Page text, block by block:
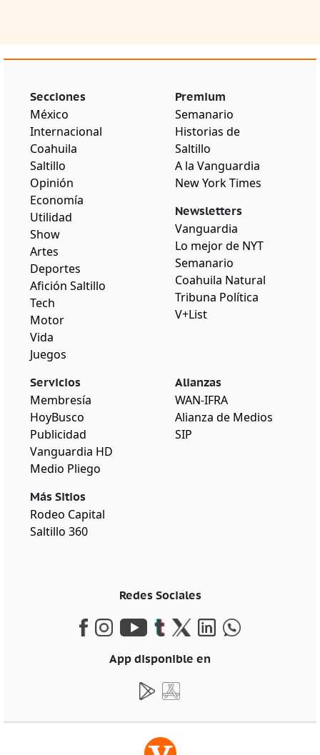
Secciones
México
Internacional
Coahuila
Saltillo
Opinión
Economía
Utilidad
Show
Artes
Deportes
Afición Saltillo
Tech
Motor
Vida
Juegos
Premium
Semanario
Historias de
Saltillo
A la Vanguardia
New York Times
Newsletters
Vanguardia
Lo mejor de NYT
Semanario
Coahuila Natural
Tribuna Política
V+List
Servicios
Membresía
HoyBusco
Publicidad
Vanguardia HD
Medio Pliego
Más Sitios
Rodeo Capital
Saltillo 360
Alianzas
WAN-IFRA
Alianza de Medios
SIP
Redes Sociales
App disponible en